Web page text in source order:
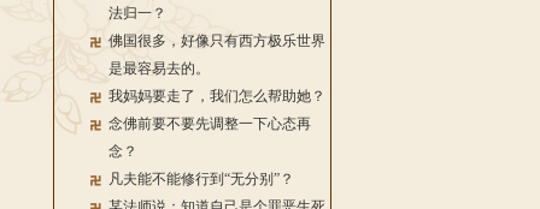
法归一？
佛国很多，好像只有西方极乐世界
是最容易去的。
我妈妈要走了，我们怎么帮助她？
念佛前要不要先调整一下心态再
念？
凡夫能不能修行到“无分别”？